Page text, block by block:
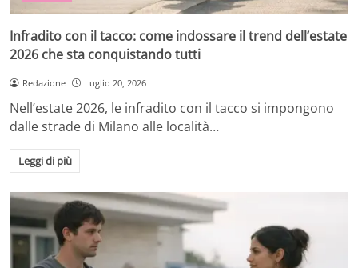
Infradito con il tacco: come indossare il trend dell’estate
2026 che sta conquistando tutti
Redazione Luglio 20, 2026
Nell’estate 2026, le infradito con il tacco si impongono
dalle strade di Milano alle località…
Leggi di più